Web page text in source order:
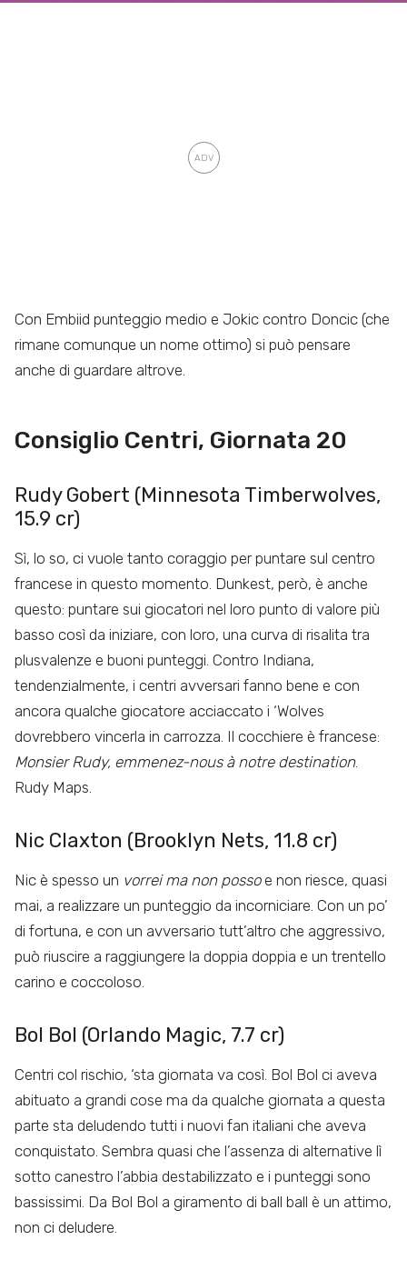
Con Embiid punteggio medio e Jokic contro Doncic (che
rimane comunque un nome ottimo) si può pensare
anche di guardare altrove.
Consiglio Centri, Giornata 20
Rudy Gobert (Minnesota Timberwolves,
15.9 cr)
Sì, lo so, ci vuole tanto coraggio per puntare sul centro
francese in questo momento. Dunkest, però, è anche
questo: puntare sui giocatori nel loro punto di valore più
basso così da iniziare, con loro, una curva di risalita tra
plusvalenze e buoni punteggi. Contro Indiana,
tendenzialmente, i centri avversari fanno bene e con
ancora qualche giocatore acciaccato i ‘Wolves
dovrebbero vincerla in carrozza. Il cocchiere è francese:
Monsier Rudy, emmenez-nous à notre destination.
Rudy Maps.
Nic Claxton (Brooklyn Nets, 11.8 cr)
Nic è spesso un vorrei ma non possoe non riesce, quasi
mai, a realizzare un punteggio da incorniciare. Con un po’
di fortuna, e con un avversario tutt’altro che aggressivo,
può riuscire a raggiungere la doppia doppia e un trentello
carino e coccoloso.
Bol Bol (Orlando Magic, 7.7 cr)
Centri col rischio, ‘sta giornata va così. Bol Bol ci aveva
abituato a grandi cose ma da qualche giornata a questa
parte sta deludendo tutti i nuovi fan italiani che aveva
conquistato. Sembra quasi che l’assenza di alternative lì
sotto canestro l’abbia destabilizzato e i punteggi sono
bassissimi. Da Bol Bol a giramento di ball ball è un attimo,
non ci deludere.